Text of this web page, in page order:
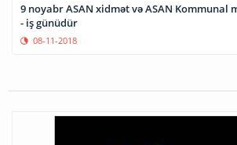
9 noyabr ASAN xidmət və ASAN Kommunal
- iş günüdür
08-11-2018